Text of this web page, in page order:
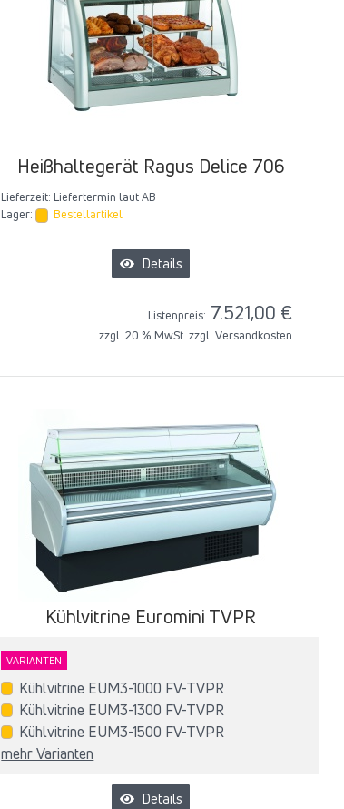
Heißhaltegerät Ragus Delice 706
Lieferzeit: Liefertermin laut AB
Lager:
Bestellartikel
Details
Listenpreis: 7.521,00 €
zzgl. 20 % MwSt. zzgl. Versandkosten
Kühlvitrine Euromini TVPR
VARIANTEN
Kühlvitrine EUM3-1000 FV-TVPR
Kühlvitrine EUM3-1300 FV-TVPR
Kühlvitrine EUM3-1500 FV-TVPR
mehr Varianten
Details